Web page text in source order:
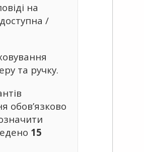
на
/
та ручку.
обов’язково
15